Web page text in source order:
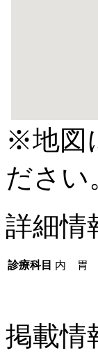
※地図
ださい
詳細情
診療科目 内 胃
掲載情